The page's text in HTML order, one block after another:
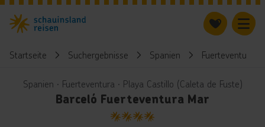
Startseite Suchergebnisse Spanien Fuerteventura
Spanien ∙ Fuerteventura ∙ Playa Castillo (Caleta de Fuste)
Barceló Fuerteventura Mar
4